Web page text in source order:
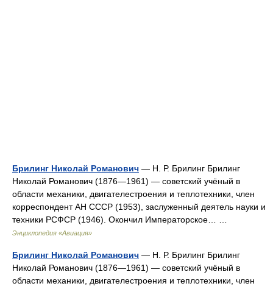
Брилинг Николай Романович — Н. Р. Брилинг Брилинг
Николай Романович (1876—1961) — советский учёный в
области механики, двигателестроения и теплотехники, член
корреспондент АН СССР (1953), заслуженный деятель науки и
техники РСФСР (1946). Окончил Императорское… …
Энциклопедия «Авиация»
Брилинг Николай Романович — Н. Р. Брилинг Брилинг
Николай Романович (1876—1961) — советский учёный в
области механики, двигателестроения и теплотехники, член